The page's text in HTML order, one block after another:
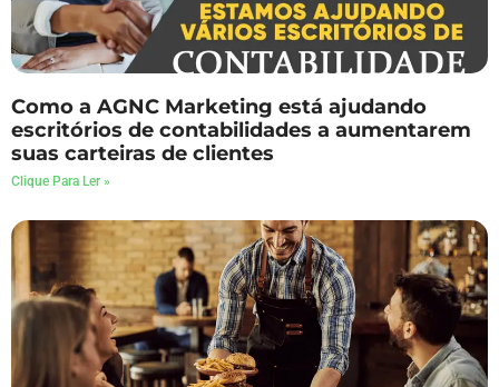
Como a AGNC Marketing está ajudando
escritórios de contabilidades a aumentarem
suas carteiras de clientes
Clique Para Ler »